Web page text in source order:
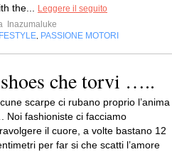
the...
Leggere il seguito
Inazumaluke
PASSIONE MOTORI
che torvi …..
scarpe ci rubano proprio l’anima
Noi fashioniste ci facciamo
il cuore, a volte bastano 12
per far si che scatti l’amore